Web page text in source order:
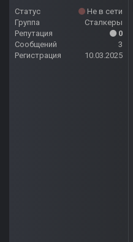
Статус
Не в сети
Группа
Сталкеры
Репутация
0
Сообщений
3
Регистрация
10.03.2025